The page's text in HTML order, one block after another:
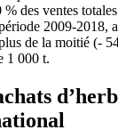
des ventes
2009-2018,
de la moitié (-
1 000 t.